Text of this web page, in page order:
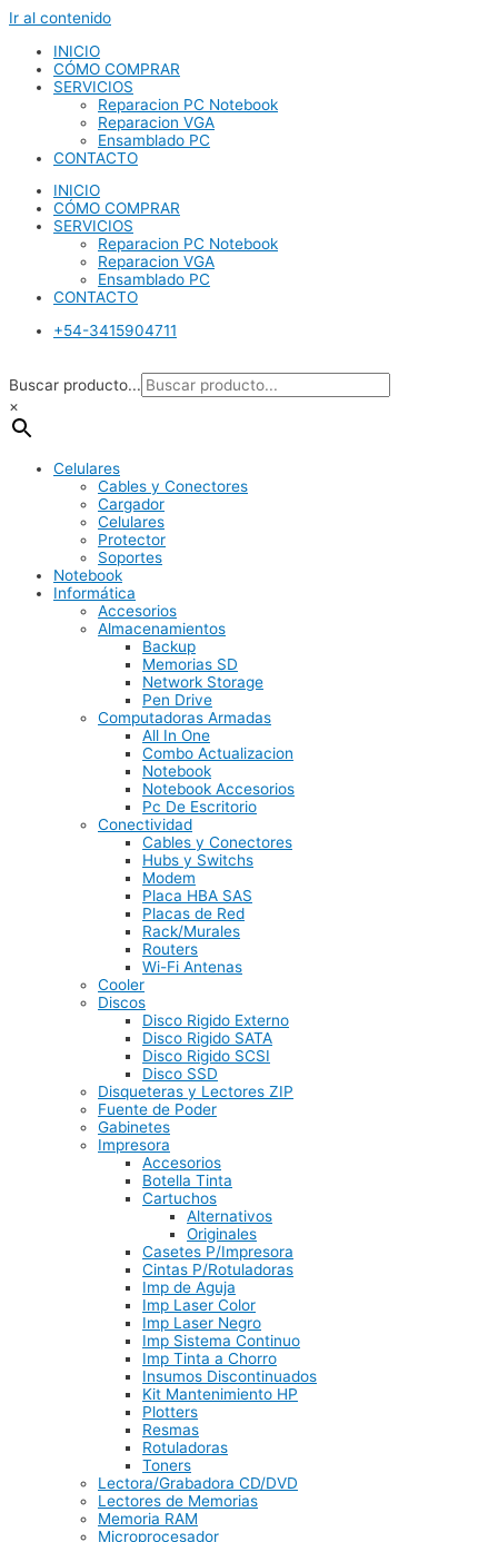
Ir al contenido
INICIO
CÓMO COMPRAR
SERVICIOS
Reparacion PC Notebook
Reparacion VGA
Ensamblado PC
CONTACTO
INICIO
CÓMO COMPRAR
SERVICIOS
Reparacion PC Notebook
Reparacion VGA
Ensamblado PC
CONTACTO
+54-3415904711
Buscar producto...
×
Celulares
Cables y Conectores
Cargador
Celulares
Protector
Soportes
Notebook
Informática
Accesorios
Almacenamientos
Backup
Memorias SD
Network Storage
Pen Drive
Computadoras Armadas
All In One
Combo Actualizacion
Notebook
Notebook Accesorios
Pc De Escritorio
Conectividad
Cables y Conectores
Hubs y Switchs
Modem
Placa HBA SAS
Placas de Red
Rack/Murales
Routers
Wi-Fi Antenas
Cooler
Discos
Disco Rigido Externo
Disco Rigido SATA
Disco Rigido SCSI
Disco SSD
Disqueteras y Lectores ZIP
Fuente de Poder
Gabinetes
Impresora
Accesorios
Botella Tinta
Cartuchos
Alternativos
Originales
Casetes P/Impresora
Cintas P/Rotuladoras
Imp de Aguja
Imp Laser Color
Imp Laser Negro
Imp Sistema Continuo
Imp Tinta a Chorro
Insumos Discontinuados
Kit Mantenimiento HP
Plotters
Resmas
Rotuladoras
Toners
Lectora/Grabadora CD/DVD
Lectores de Memorias
Memoria RAM
Microprocesador